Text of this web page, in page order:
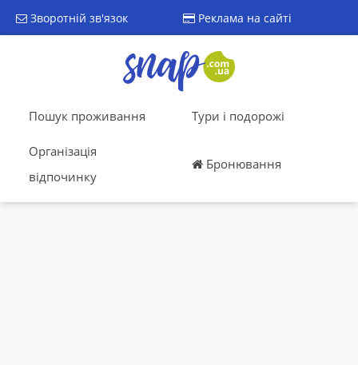
Зворотній зв'язок Реклама на сайті
Пошук проживання Тури і подорожі
Організація
відпочинку
Бронювання